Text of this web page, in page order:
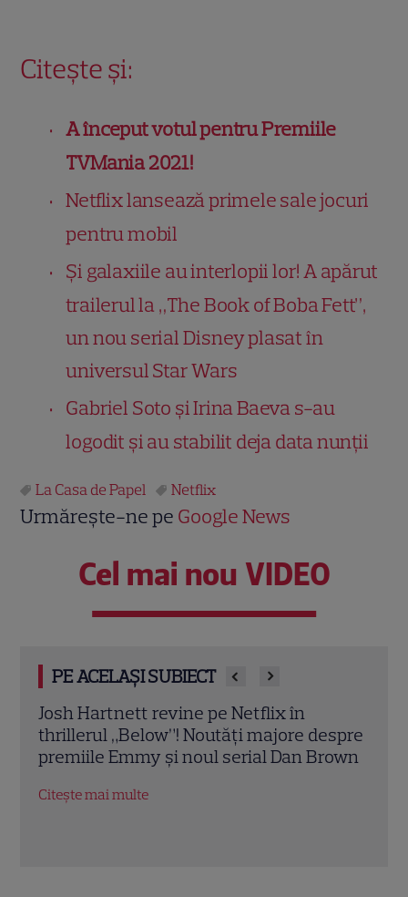
Citește și:
A început votul pentru Premiile
TVMania 2021!
Netflix lansează primele sale jocuri
pentru mobil
Și galaxiile au interlopii lor! A apărut
trailerul la „The Book of Boba Fett”,
un nou serial Disney plasat în
universul Star Wars
Gabriel Soto și Irina Baeva s-au
logodit și au stabilit deja data nunții
La Casa de Papel Netflix
Urmărește-ne pe Google News
Cel mai nou VIDEO
PE ACELAȘI SUBIECT
Kevin Hart revine pe Netflix în comedia
„72 de ore”! Aventura haotică în care un
corporatist ajunge din greșeală la o